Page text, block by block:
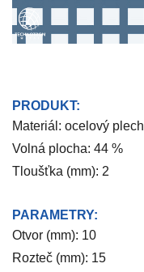
PRODUKT:
Materiál: ocelový plech
Volná plocha: 44 %
Tloušťka (mm): 2
PARAMETRY:
Otvor (mm): 10
Rozteč (mm): 15